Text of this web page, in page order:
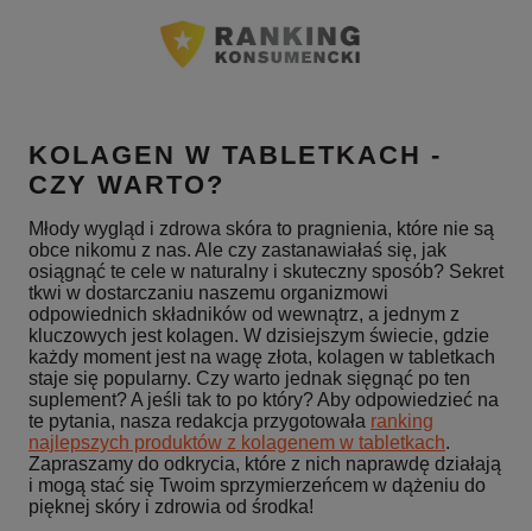
KOLAGEN W TABLETKACH -
CZY WARTO?
Młody wygląd i zdrowa skóra to pragnienia, które nie są
obce nikomu z nas. Ale czy zastanawiałaś się, jak
osiągnąć te cele w naturalny i skuteczny sposób? Sekret
tkwi w dostarczaniu naszemu organizmowi
odpowiednich składników od wewnątrz, a jednym z
kluczowych jest kolagen. W dzisiejszym świecie, gdzie
każdy moment jest na wagę złota, kolagen w tabletkach
staje się popularny. Czy warto jednak sięgnąć po ten
suplement? A jeśli tak to po który? Aby odpowiedzieć na
te pytania, nasza redakcja przygotowała ranking
najlepszych produktów z kolagenem w tabletkach.
Zapraszamy do odkrycia, które z nich naprawdę działają
i mogą stać się Twoim sprzymierzeńcem w dążeniu do
pięknej skóry i zdrowia od środka!